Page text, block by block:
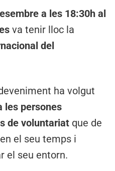
a les 18:30h al
va tenir lloc la
del
ha volgut
les persones
de voluntariat que de
el seu temps i
el seu entorn.